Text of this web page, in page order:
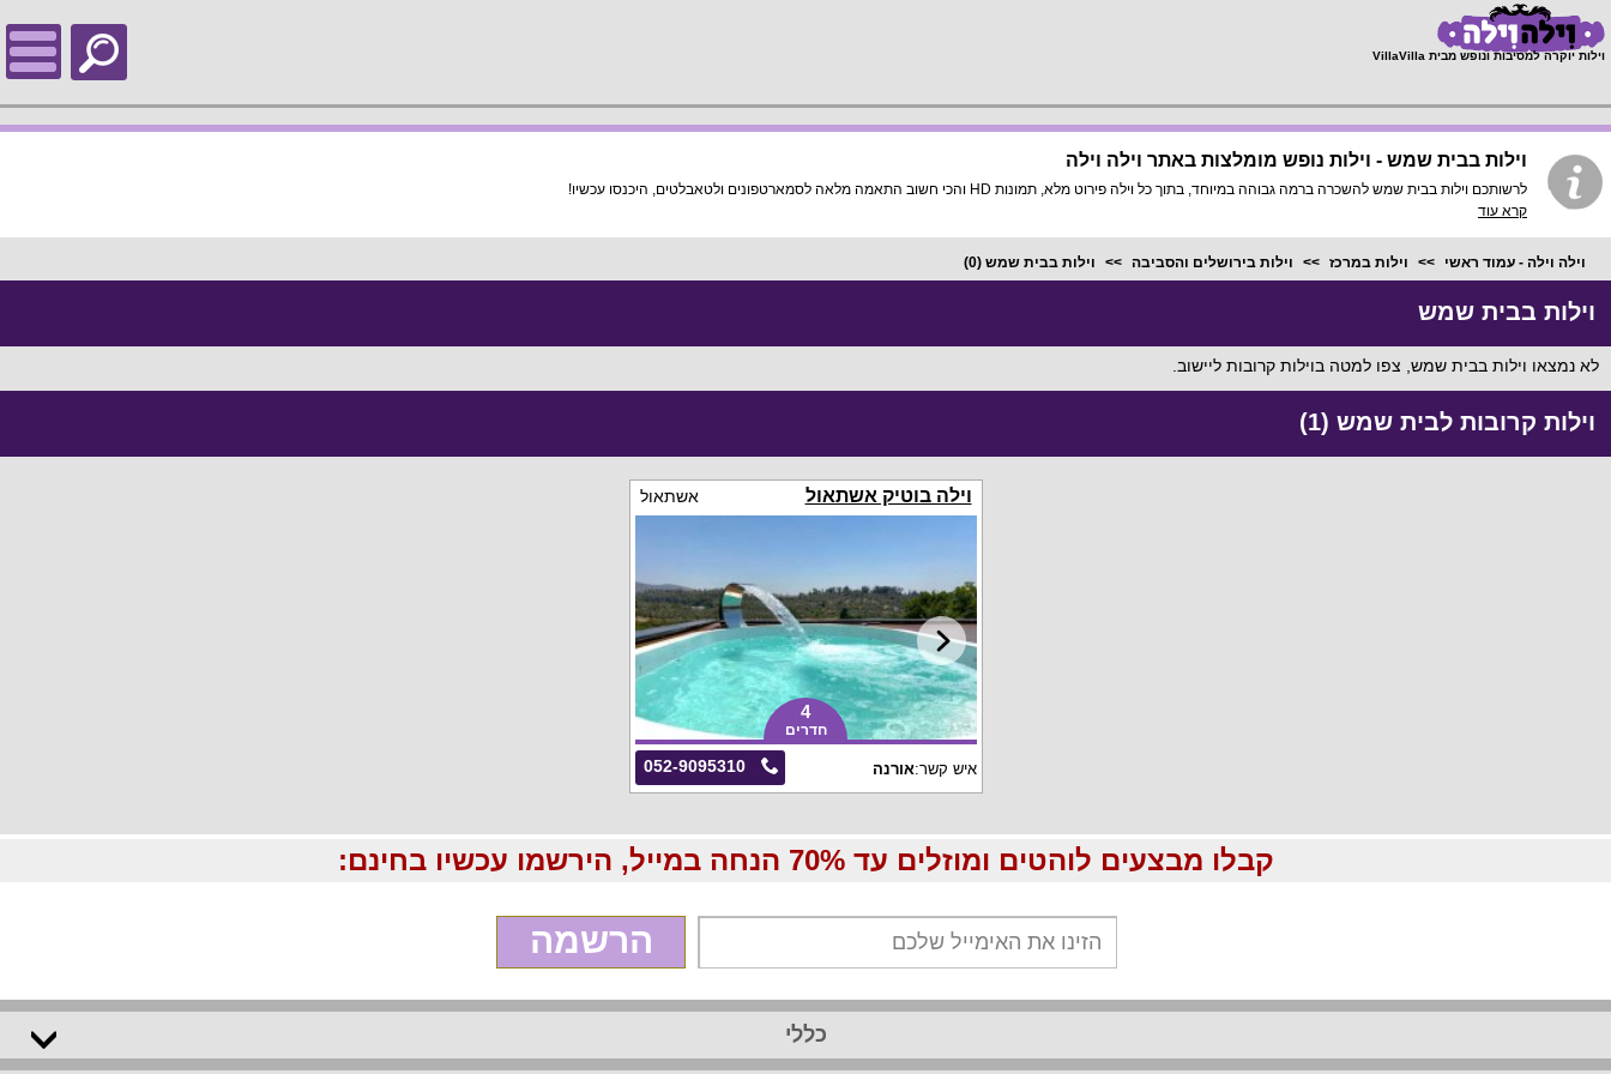
וילות יוקרה למסיבות ונופש מבית VillaVilla
וילות בבית שמש - וילות נופש מומלצות באתר וילה וילה
לרשותכם וילות בבית שמש להשכרה ברמה גבוהה במיוחד, בתוך כל וילה פירוט מלא, תמונות HD והכי חשוב התאמה מלאה לסמארטפונים ולטאבלטים, היכנסו עכשיו!
קרא עוד
וילה וילה - עמוד ראשי וילות במרכז וילות בירושלים והסביבה וילות בבית שמש (0)
וילות בבית שמש
לא נמצאו וילות בבית שמש, צפו למטה בוילות קרובות ליישוב.
וילות קרובות לבית שמש (1)
וילה בוטיק אשתאול אשתאול
4
חדרים
052-9095310 איש קשר:אורנה
קבלו מבצעים לוהטים ומוזלים עד 70% הנחה במייל, הירשמו עכשיו בחינם:
הרשמה
כללי